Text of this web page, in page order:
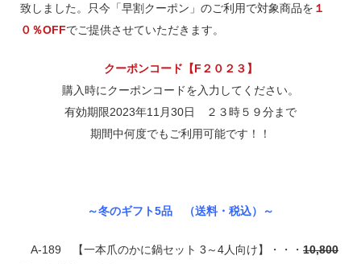
致しました。只今「早割クーポン」のご利用で対象商品を １
０％OFFでご提供させていただきます。
クーポンコード【F２０２３】
購入時にクーポンコードを入力してください。
有効期限2023年11月30日 ２３時５９分まで
期間中何度でもご利用可能です！！
～冬のギフト5品 （送料・税込）～
A-189 【一本爪のかに鍋セット 3～4人向け】・・・ 10,800